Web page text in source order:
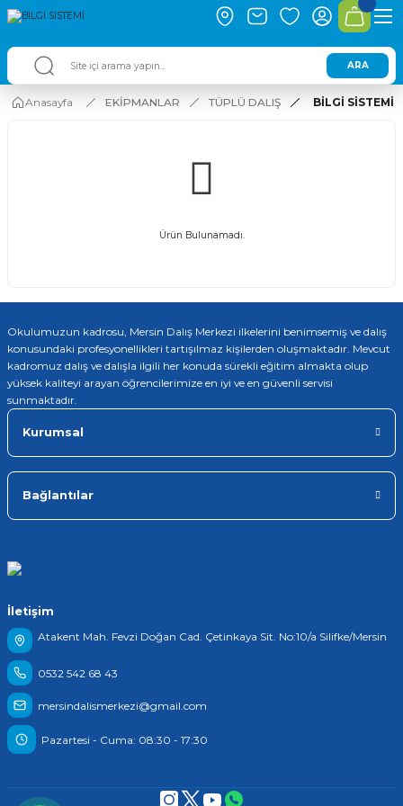
ARA
Anasayfa EKİPMANLAR TÜPLÜ DALIŞ BİLGİ SİSTEMİ
Ürün Bulunamadı.
Okulumuzun kadrosu, Mersin Dalış Merkezi ilkelerini benimsemiş ve dalış
konusundaki profesyonellikleri tartışılmaz kişilerden oluşmaktadır. Mevcut
kadromuz dalış ve dalışla ilgili her konuda sürekli eğitim almakta olup
yüksek kaliteyi arayan öğrencilerimize en iyi ve en güvenli servisi
sunmaktadır.
Kurumsal
Bağlantılar
İletişim
Atakent Mah. Fevzi Doğan Cad. Çetinkaya Sit. No:10/a Silifke/Mersin
0532 542 68 43
mersindalismerkezi@gmail.com
Pazartesi - Cuma: 08:30 - 17:30